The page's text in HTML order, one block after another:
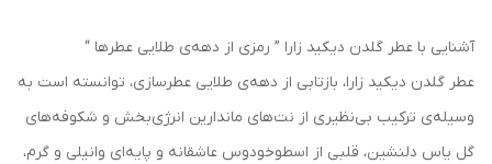
آشنایی با عطر گلدن دیکید زارا ” رمزی از دهه‌ی طلایی عطرها “
عطر گلدن دیکید زارا، بازتابی از دهه‌ی طلایی عطرسازی، توانسته است به
وسیله‌ی ترکیب بی‌نظیری از نت‌های ماندارین انرژی‌بخش و شکوفه‌های
گل یاس دلنشین، قلبی از اسطوخودوس عاشقانه و پایه‌ای وانیلی و گرم،